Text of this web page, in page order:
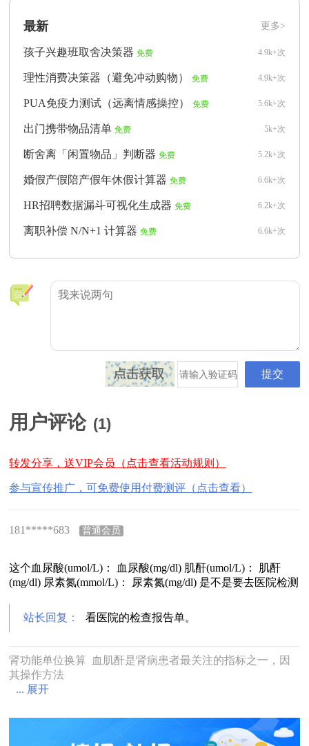
更多>
最新
4.9k+次
孩子兴趣班取舍决策器 免费
4.9k+次
理性消费决策器（避免冲动购物） 免费
5.6k+次
PUA免疫力测试（远离情感操控） 免费
5k+次
出门携带物品清单 免费
5.2k+次
断舍离「闲置物品」判断器 免费
6.6k+次
婚假产假陪产假年休假计算器 免费
6.2k+次
HR招聘数据漏斗可视化生成器 免费
6.6k+次
离职补偿 N/N+1 计算器 免费
用户评论 (1)
转发分享，送VIP会员（点击查看活动规则）
参与宣传推广，可免费使用付费测评（点击查看）
181*****683 普通会员
这个血尿酸(umol/L)： 血尿酸(mg/dl) 肌酐(umol/L)： 肌酐
(mg/dl) 尿素氮(mmol/L)： 尿素氮(mg/dl) 是不是要去医院检测
站长回复： 看医院的检查报告单。
肾功能单位换算 血肌酐是肾病患者最关注的指标之一，因
其操作方法
... 展开